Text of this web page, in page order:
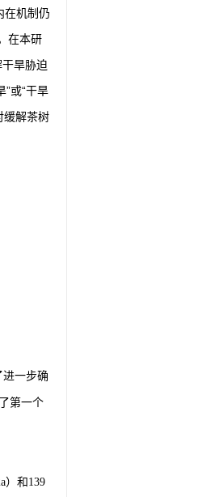
在机制仍
在本研
旱胁迫
或“干旱
缓解茶树
进一步确
第一个
）和139